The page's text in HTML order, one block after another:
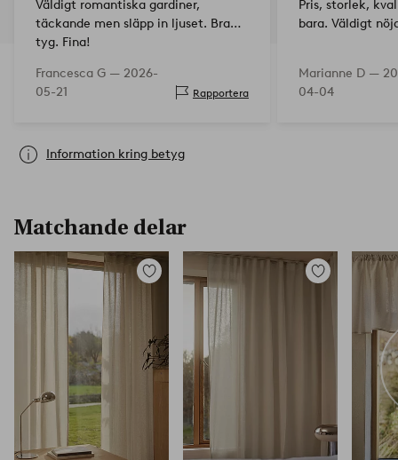
Väldigt romantiska gardiner,
täckande men släpp in ljuset. Bra
tyg. Fina!
Francesca G — 2026-
05-21
Rapportera
Pris, storlek,
bara. Väldigt
Marianne D —
04-04
Information kring betyg
Matchande delar
Lägg
Lägg